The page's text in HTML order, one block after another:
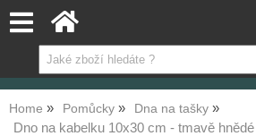
Home Pomůcky Dna na tašky
Dno na kabelku 10x30 cm - tmavě hnědé